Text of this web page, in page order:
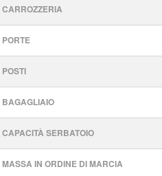
CARROZZERIA
PORTE
POSTI
BAGAGLIAIO
CAPACITÀ SERBATOIO
MASSA IN ORDINE DI MARCIA